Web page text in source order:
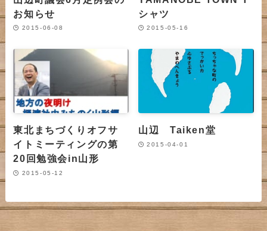
お知らせ
2015-06-08
シャツ
2015-05-16
東北まちづくりオフサ
イトミーティングの第
20回勉強会in山形
2015-05-12
山辺 Taiken堂
2015-04-01